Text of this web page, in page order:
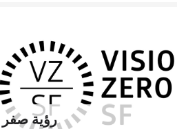
رؤية صفر